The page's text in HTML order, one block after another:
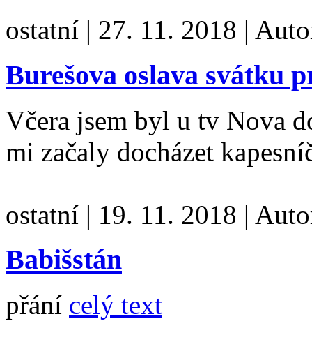
ostatní | 27. 11. 2018 |
Burešova oslava svátku
Včera jsem byl u tv Nova
mi začaly docházet
ostatní | 19. 11. 2018 |
Babišstán
přání celý text